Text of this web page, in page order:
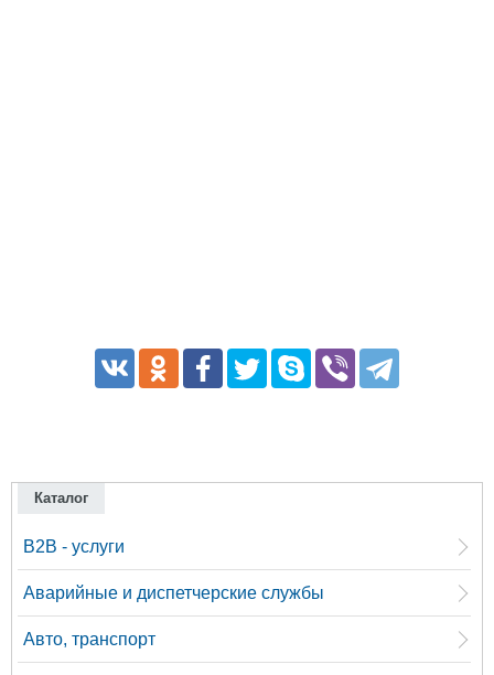
Каталог
B2B - услуги
Аварийные и диспетчерские службы
Авто, транспорт